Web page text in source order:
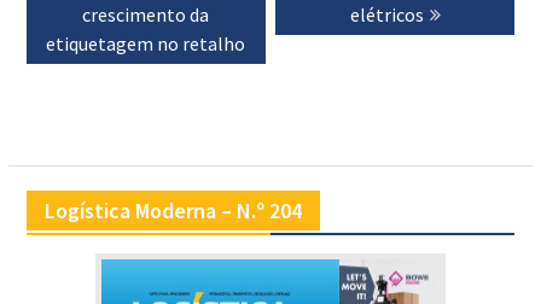
crescimento da
etiquetagem no retalho
elétricos
Logística Moderna – N.º 204